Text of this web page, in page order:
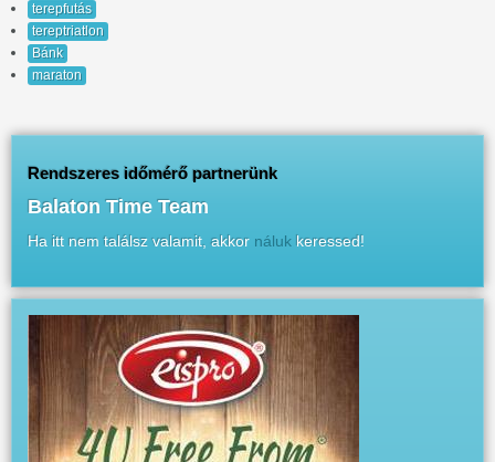
terepfutás
tereptriatlon
Bánk
maraton
Rendszeres időmérő partnerünk
Balaton Time Team
Ha itt nem találsz valamit, akkor náluk keressed!